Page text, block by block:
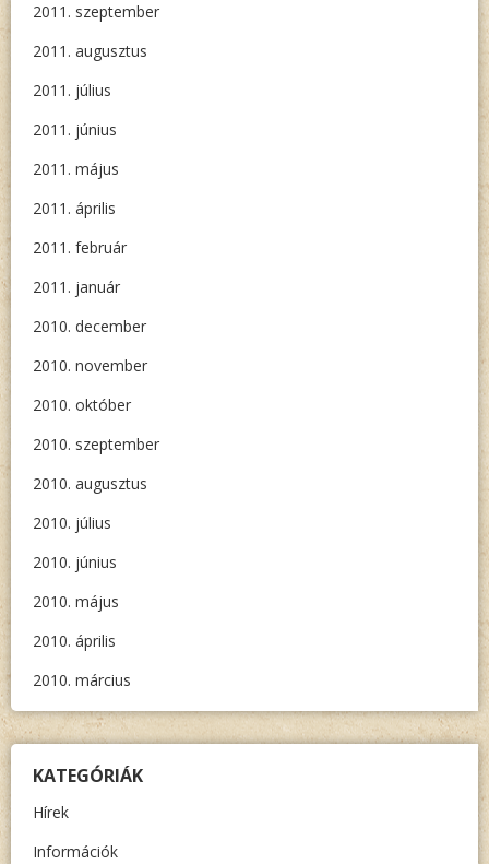
2011. szeptember
2011. augusztus
2011. július
2011. június
2011. május
2011. április
2011. február
2011. január
2010. december
2010. november
2010. október
2010. szeptember
2010. augusztus
2010. július
2010. június
2010. május
2010. április
2010. március
KATEGÓRIÁK
Hírek
Információk